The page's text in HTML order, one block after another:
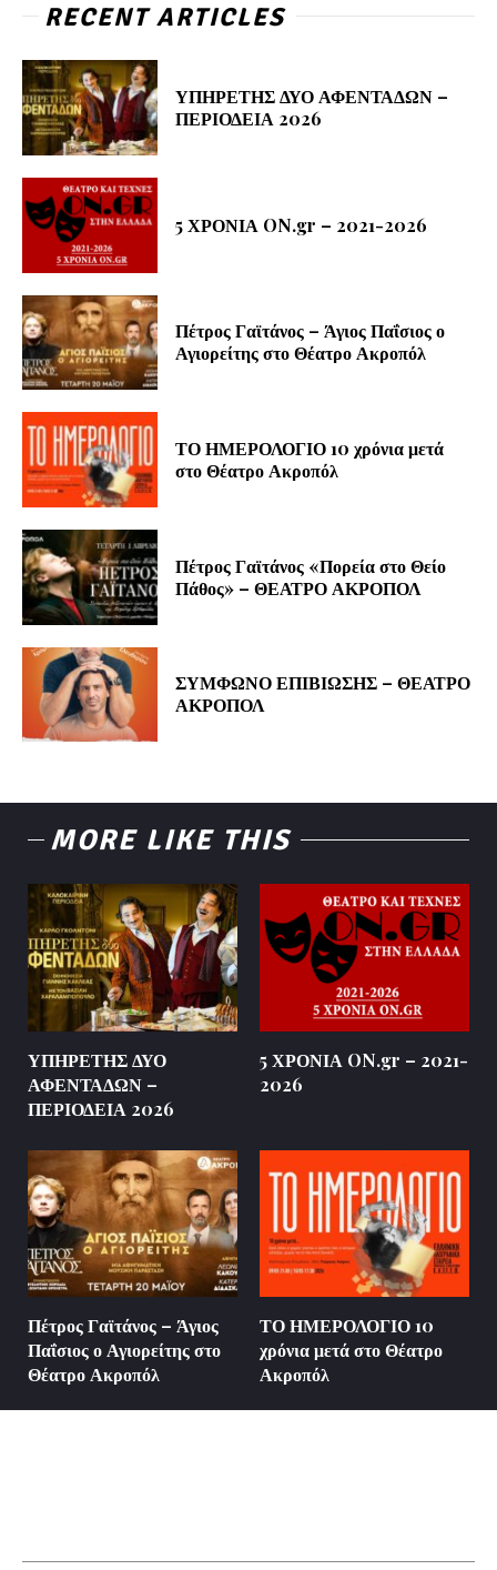
RECENT ARTICLES
ΥΠΗΡΕΤΗΣ ΔΥΟ ΑΦΕΝΤΑΔΩΝ –
ΠΕΡΙΟΔΕΙΑ 2026
5 ΧΡΟΝΙΑ ON.gr – 2021-2026
Πέτρος Γαϊτάνος – Άγιος Παΐσιος ο
Αγιορείτης στο Θέατρο Ακροπόλ
ΤΟ ΗΜΕΡΟΛΟΓΙΟ 10 χρόνια μετά
στο Θέατρο Ακροπόλ
Πέτρος Γαϊτάνος «Πορεία στο Θείο
Πάθος» – ΘΕΑΤΡΟ ΑΚΡΟΠΟΛ
ΣΥΜΦΩΝΟ ΕΠΙΒΙΩΣΗΣ – ΘΕΑΤΡΟ
ΑΚΡΟΠΟΛ
MORE LIKE THIS
ΥΠΗΡΕΤΗΣ ΔΥΟ
ΑΦΕΝΤΑΔΩΝ –
ΠΕΡΙΟΔΕΙΑ 2026
5 ΧΡΟΝΙΑ ON.gr – 2021-
2026
Πέτρος Γαϊτάνος – Άγιος
Παΐσιος ο Αγιορείτης στο
Θέατρο Ακροπόλ
ΤΟ ΗΜΕΡΟΛΟΓΙΟ 10
χρόνια μετά στο Θέατρο
Ακροπόλ